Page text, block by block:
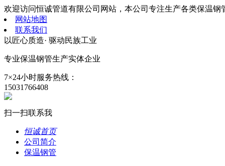
欢迎访问恒诚管道有限公司网站，本公司专注生产各类保温
网站地图
联系我们
以匠心质造· 驱动民族工业
专业保温钢管生产实体企业
7×24小时服务热线：
15031766408
扫一扫联系我
恒诚首页
公司简介
保温钢管